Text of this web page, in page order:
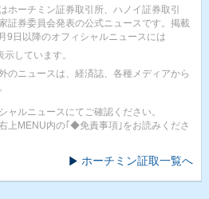
ホーチミン証券取引所、ハノイ証券取引
証券委員会発表の公式ニュースです。掲載
9日以降のオフィシャルニュースには
示しています。
のニュースは、経済誌、各種メディアから
ルニュースにてご確認ください。
上MENU内の｢◆免責事項｣をお読みくださ
ホーチミン証取一覧へ